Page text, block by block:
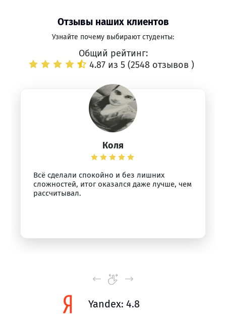
Отзывы наших клиентов
Узнайте почему выбирают студенты:
Общий рейтинг:
4.87 из 5 (2548 отзывов )
Коля
Всё сделали спокойно и без лишних
сложностей, итог оказался даже лучше, чем
рассчитывал.
Yandex: 4.8